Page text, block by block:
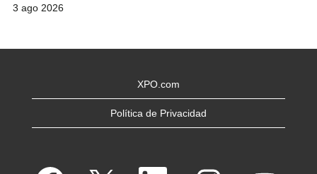
3 ago 2026
XPO.com
Política de Privacidad
S